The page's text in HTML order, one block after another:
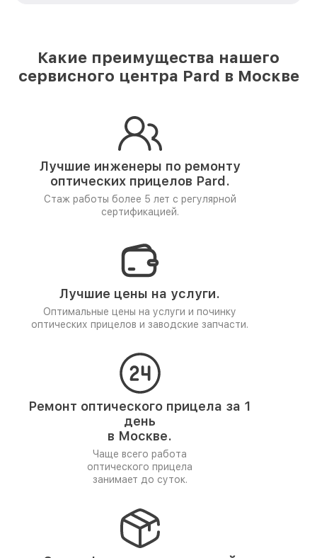
Какие преимущества нашего
сервисного центра Pard в Москве
Лучшие инженеры по ремонту
оптических прицелов Pard.
Стаж работы более 5 лет с регулярной
сертификацией.
Лучшие цены на услуги.
Оптимальные цены на услуги и починку
оптических прицелов и заводские запчасти.
Ремонт оптического прицела за 1
день
в Москве.
Чаще всего работа
оптического прицела
занимает до суток.